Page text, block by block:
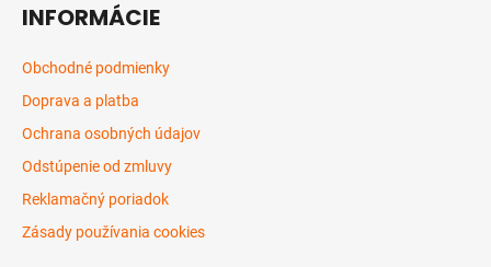
INFORMÁCIE
Obchodné podmienky
Doprava a platba
Ochrana osobných údajov
Odstúpenie od zmluvy
Reklamačný poriadok
Zásady používania cookies